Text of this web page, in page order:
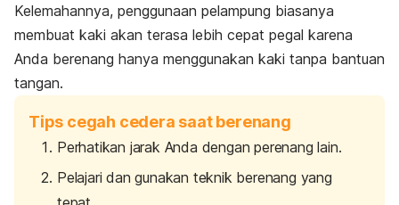
Kelemahannya, penggunaan pelampung biasanya
membuat kaki akan terasa lebih cepat pegal karena
Anda berenang hanya menggunakan kaki tanpa bantuan
tangan.
Tips cegah cedera saat berenang
Perhatikan jarak Anda dengan perenang lain.
Pelajari dan gunakan teknik berenang yang